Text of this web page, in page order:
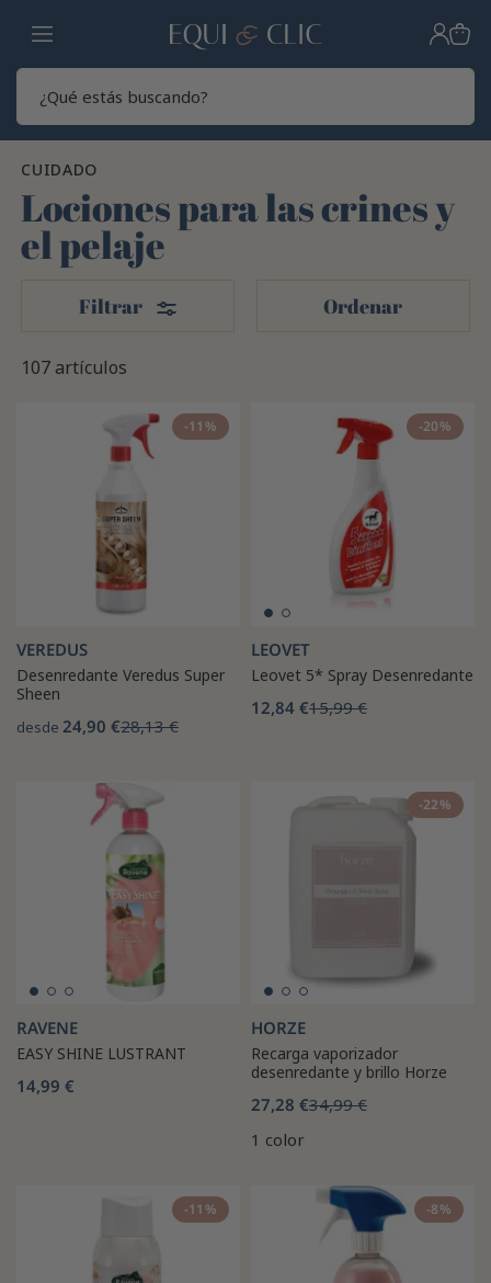
Hogar
CUIDADO
Lociones para las crines y
el pelaje
107 artículos
Filtrar Filtros Ordenar
-11%
VEREDUS
Desenredante Veredus Super
Sheen
desde 24,90 €28,13 €
-20%
LEOVET
Leovet 5* Spray Desenredante
12,84 €15,99 €
RAVENE
EASY SHINE LUSTRANT
14,99 €
-22%
HORZE
Recarga vaporizador
desenredante y brillo Horze
27,28 €34,99 €
1 color
-11% -8%